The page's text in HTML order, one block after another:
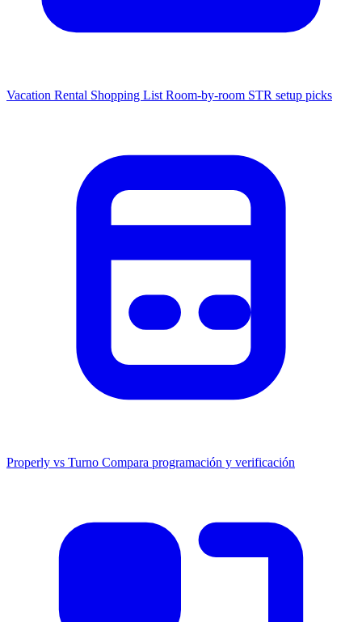
Vacation Rental Shopping List Room-by-room STR setup picks
Properly vs Turno Compara programación y verificación